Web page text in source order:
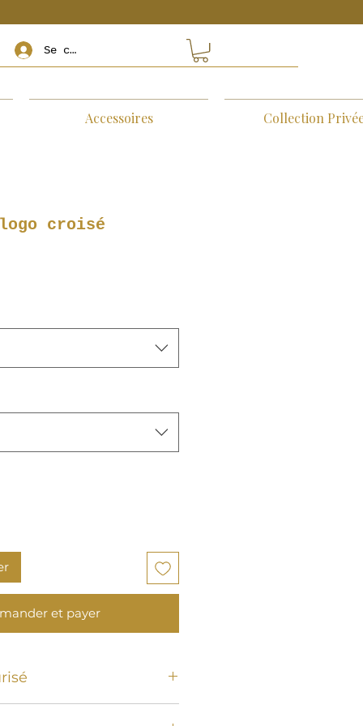
Se connecter
Accessoires Collection
croisé
et payer